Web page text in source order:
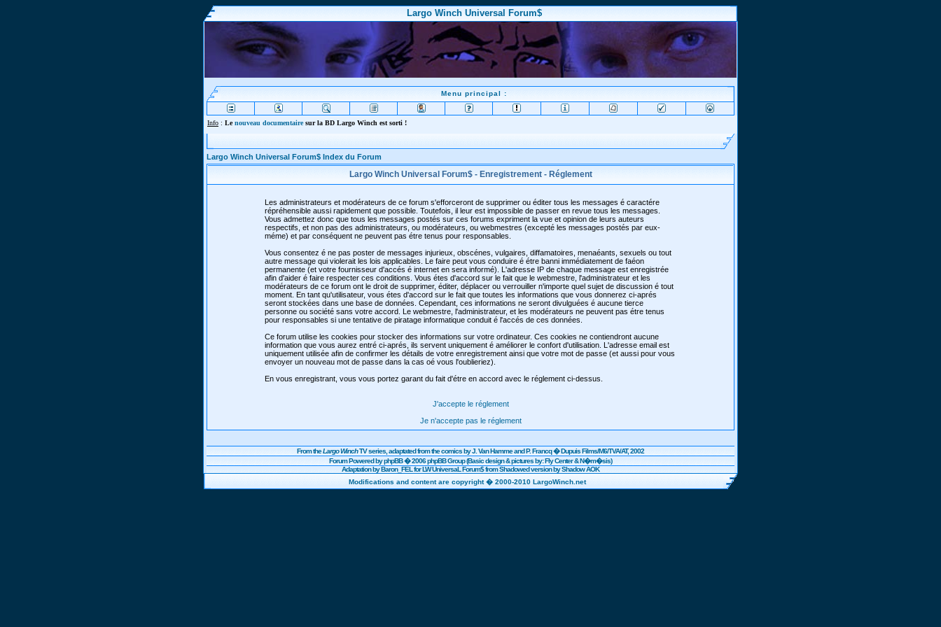
Largo Winch Universal Forum$
Menu principal :
Info : Lenouveau documentairesur la BD Largo Winch est sorti !
Largo Winch Universal Forum$ Index du Forum
Largo Winch Universal Forum$ - Enregistrement - Réglement
Les administrateurs et modérateurs de ce forum s'efforceront de supprimer ou éditer tous les messages é caractére
répréhensible aussi rapidement que possible. Toutefois, il leur est impossible de passer en revue tous les messages.
Vous admettez donc que tous les messages postés sur ces forums expriment la vue et opinion de leurs auteurs
respectifs, et non pas des administrateurs, ou modérateurs, ou webmestres (excepté les messages postés par eux-
méme) et par conséquent ne peuvent pas étre tenus pour responsables.
Vous consentez é ne pas poster de messages injurieux, obscénes, vulgaires, diffamatoires, menaéants, sexuels ou tout
autre message qui violerait les lois applicables. Le faire peut vous conduire é étre banni immédiatement de faéon
permanente (et votre fournisseur d'accés é internet en sera informé). L'adresse IP de chaque message est enregistrée
afin d'aider é faire respecter ces conditions. Vous étes d'accord sur le fait que le webmestre, l'administrateur et les
modérateurs de ce forum ont le droit de supprimer, éditer, déplacer ou verrouiller n'importe quel sujet de discussion é tout
moment. En tant qu'utilisateur, vous étes d'accord sur le fait que toutes les informations que vous donnerez ci-aprés
seront stockées dans une base de données. Cependant, ces informations ne seront divulguées é aucune tierce
personne ou société sans votre accord. Le webmestre, l'administrateur, et les modérateurs ne peuvent pas étre tenus
pour responsables si une tentative de piratage informatique conduit é l'accés de ces données.
Ce forum utilise les cookies pour stocker des informations sur votre ordinateur. Ces cookies ne contiendront aucune
information que vous aurez entré ci-aprés, ils servent uniquement é améliorer le confort d'utilisation. L'adresse email est
uniquement utilisée afin de confirmer les détails de votre enregistrement ainsi que votre mot de passe (et aussi pour vous
envoyer un nouveau mot de passe dans la cas oé vous l'oublieriez).
En vous enregistrant, vous vous portez garant du fait d'étre en accord avec le réglement ci-dessus.
J'accepte le réglement
Je n'accepte pas le réglement
From theLargo WinchTV series, adaptated from the comics by J. Van Hamme and P. Francq �DupuisFilms/M6/TVA/AT, 2002
Forum Powered byphpBB� 2006 phpBB Group (Basic design & pictures by: Fly Center & N�m�sis)
Adaptation by Baron_FEL for LW UniversaL Forum$ from Shadowed version by Shadow AOK
Modifications and content are copyright � 2000-2010 LargoWinch.net